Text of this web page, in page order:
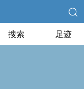
搜索 足迹